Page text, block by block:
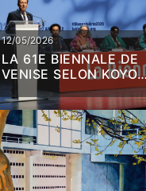
12/05/2026
LA 61E BIENNALE DE
VENISE SELON KOYO
KOUOH